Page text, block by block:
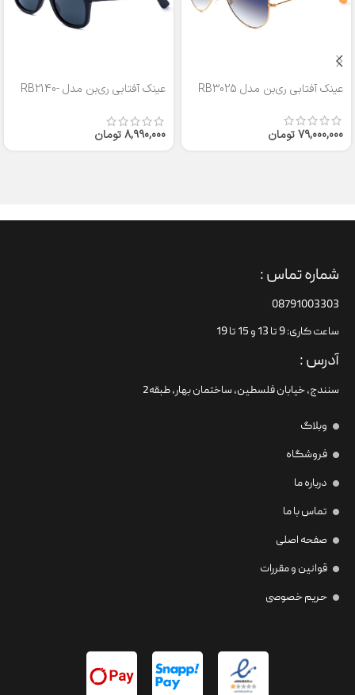
عینک آفتابی ری‌بن مدل RB3025
79,000,000تومان
عینک آفتابی ری‌بن مدل RB2140-
8,990,000تومان
شماره تماس :
08791003303
ساعت کاری: 9 تا 13 و 15 تا 19
آدرس :
سنندج، خیابان فلسطین،‌ ساختمان بهار، طبقه2
وبلاگ
فروشگاه
درباره ما
تماس با ما
صفحه اصلی
قوانین و مقررات
حریم خصوصی